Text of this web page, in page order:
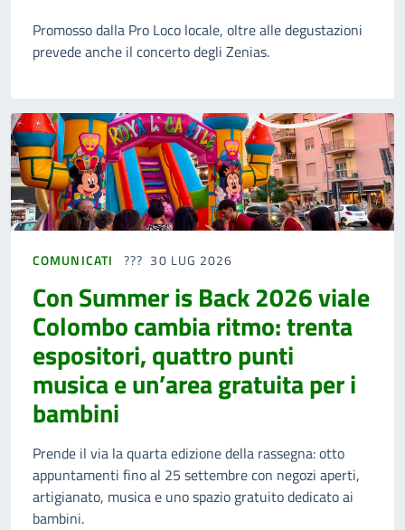
Promosso dalla Pro Loco locale, oltre alle degustazioni
prevede anche il concerto degli Zenias.
COMUNICATI 30 LUG 2026
Con Summer is Back 2026 viale
Colombo cambia ritmo: trenta
espositori, quattro punti
musica e un’area gratuita per i
bambini
Prende il via la quarta edizione della rassegna: otto
appuntamenti fino al 25 settembre con negozi aperti,
artigianato, musica e uno spazio gratuito dedicato ai
bambini.